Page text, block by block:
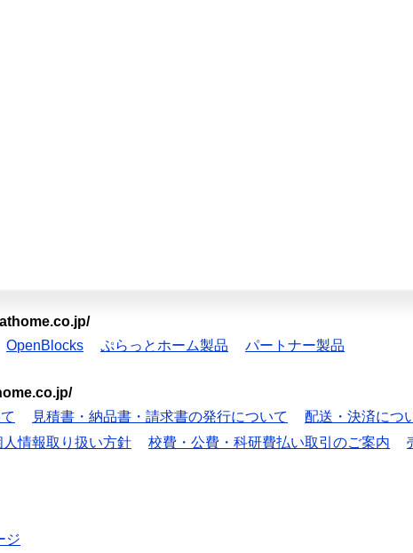
OpenBlocks ぷらっとホーム製品 パートナー製品
見積書・納品書・請求書の発行について 配送・決済につ
人情報取り扱い方針 校費・公費・科研費払い取引のご案内
ジ